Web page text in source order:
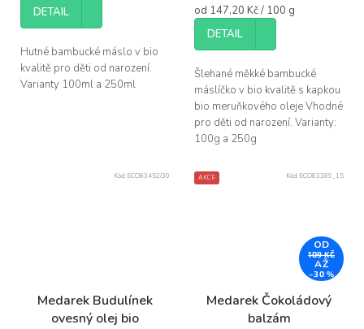
DETAIL
Hutné bambucké máslo v bio
kvalitě pro děti od narození.
Varianty 100ml a 250ml
Měrná
cena:
od 147,20 Kč / 100 g
DETAIL
Šlehané měkké bambucké
máslíčko v bio kvalitě s kapkou
bio meruňkového oleje Vhodné
pro děti od narození. Varianty:
100g a 250g
Medarek Budulínek
ovesný olej bio
Kód: ECO83452/30 AKCE
OD
109 KČ
AŽ
–30 %
Medarek Čokoládový
balzám
Kód: ECO83389_15